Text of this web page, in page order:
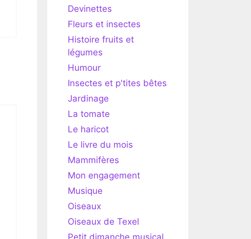
Devinettes
Fleurs et insectes
Histoire fruits et
légumes
Humour
Insectes et p'tites bêtes
Jardinage
La tomate
Le haricot
Le livre du mois
Mammifères
Mon engagement
Musique
Oiseaux
Oiseaux de Texel
Petit dimanche musical